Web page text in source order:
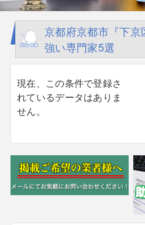
京都府京都市『下
強い専門家5選
現在、この条件で登録さ
れているデータはありま
せん。